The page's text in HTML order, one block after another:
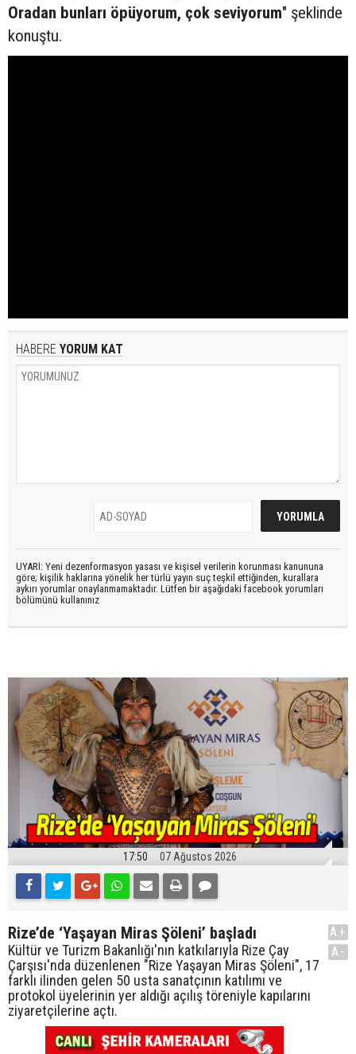
Oradan bunları öpüyorum, çok seviyorum" şeklinde
konuştu.
HABERE YORUM KAT
UYARI: Yeni dezenformasyon yasası ve kişisel verilerin korunması kanununa
göre; kişilik haklarına yönelik her türlü yayın suç teşkil ettiğinden, kurallara
aykırı yorumlar onaylanmamaktadır. Lütfen bir aşağıdaki facebook yorumları
bölümünü kullanınız
17:50 07 Ağustos 2026
Rize’de ‘Yaşayan Miras Şöleni’ başladı
Kültür ve Turizm Bakanlığı'nın katkılarıyla Rize Çay
Çarşısı'nda düzenlenen "Rize Yaşayan Miras Şöleni", 17
farklı ilinden gelen 50 usta sanatçının katılımı ve
protokol üyelerinin yer aldığı açılış töreniyle kapılarını
ziyaretçilerine açtı.
A+
A-